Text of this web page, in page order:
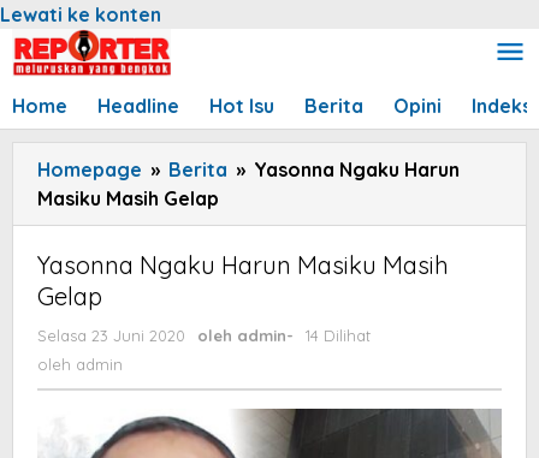
Lewati ke konten
Home Headline Hot Isu Berita Opini Indeks
Homepage » Berita » Yasonna Ngaku Harun
Masiku Masih Gelap
Yasonna Ngaku Harun Masiku Masih
Gelap
Selasa 23 Juni 2020 oleh admin-
14 Dilihat
oleh admin